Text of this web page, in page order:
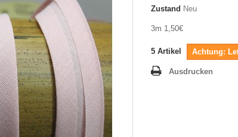
Zustand Neu
3m 1,50€
5 Artikel Achtung:
Ausdrucken